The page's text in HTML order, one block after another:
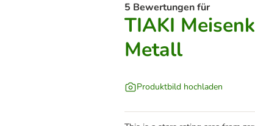
5 Bewertungen für
TIAKI
Metall
Produktbild hochladen